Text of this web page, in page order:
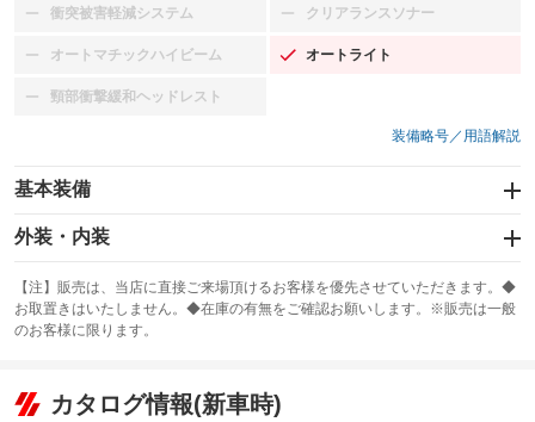
衝突被害軽減システム
：装備なし クリアランスソナー
：装備なし
オートマチックハイビーム
：装備なし オートライト
：装備あり
頸部衝撃緩和ヘッドレスト
：装備なし
装備略号／用語解説
基本装備
エアバッグ：運転席/助手席/サイド
：装備あり
：装備なし
サンルーフ
：装備なし ABS
リフトアップ
：装備なし
外装・内装
カーナビ
：装備なし
TV：フルセグ
：装備あり
ビジュアル
：装備なし
【注】販売は、当店に直接ご来場頂けるお客様を優先させていただきます。◆
お取置きはいたしません。◆在庫の有無をご確認お願いします。※販売は一般
のお客様に限ります。
カタログ情報(新車時)